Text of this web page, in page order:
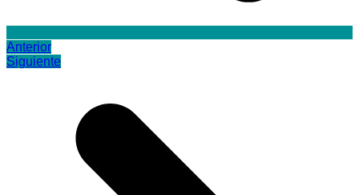
Anterior
Siguiente